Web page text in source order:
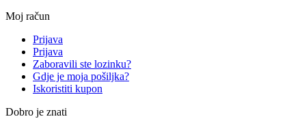
Moj račun
Prijava
Prijava
Zaboravili ste lozinku?
Gdje je moja pošiljka?
Iskoristiti kupon
Dobro je znati